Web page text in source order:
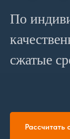
По
сжатые
Рассчитать